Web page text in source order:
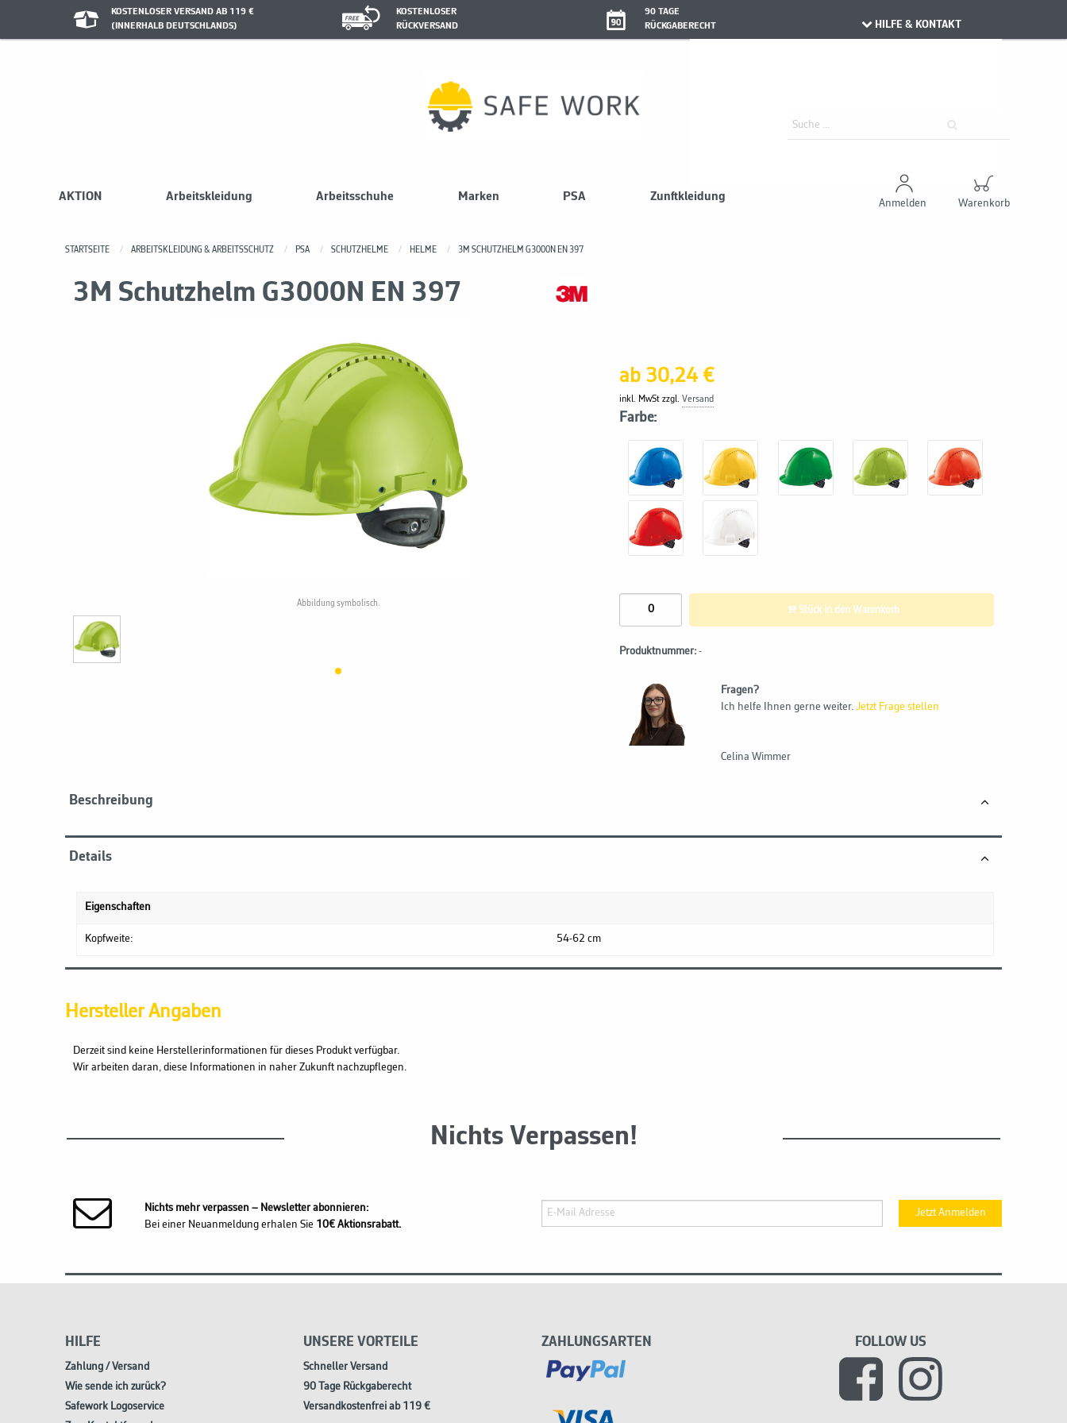
KOSTENLOSER VERSAND AB 119 €
(INNERHALB DEUTSCHLANDS)
KOSTENLOSER
RÜCKVERSAND
90 TAGE
RÜCKGABERECHT
HILFE & KONTAKT
AKTION Arbeitskleidung Arbeitsschuhe Marken PSA Zunftkleidung
Anmelden Warenkorb
STARTSEITE ARBEITSKLEIDUNG & ARBEITSSCHUTZ PSA SCHUTZHELME HELME 3M SCHUTZHELM G3000N EN 397
3M Schutzhelm G3000N EN 397
Abbildung symbolisch.
ab 30,24 €
inkl. MwSt zzgl.Versand
Farbe:
Stück in den Warenkorb
Produktnummer: -
Fragen?
Ich helfe Ihnen gerne weiter.Jetzt Frage stellen
Celina Wimmer
Beschreibung
Details
Eigenschaften
Kopfweite: 54-62 cm
Hersteller Angaben
Derzeit sind keine Herstellerinformationen für dieses Produkt verfügbar.
Wir arbeiten daran, diese Informationen in naher Zukunft nachzupflegen.
Nichts Verpassen!
Nichts mehr verpassen – Newsletter abonnieren:
Bei einer Neuanmeldung erhalen Sie 10€ Aktionsrabatt.
Jetzt Anmelden
HILFE
Zahlung / Versand
Wie sende ich zurück?
Safework Logoservice
UNSERE VORTEILE
Schneller Versand
90 Tage Rückgaberecht
Versandkostenfrei ab 119 €
FOLLOW US
ZAHLUNGSARTEN